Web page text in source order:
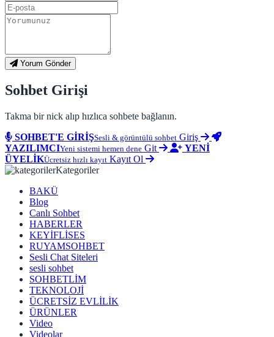
Yorum Gönder
Sohbet Girişi
Takma bir nick alıp hızlıca sohbete bağlanın.
SOHBET'E GİRİŞSesli & görüntülü sohbet Giriş
YAZILIMCIYeni sistemi hemen dene Git
YENİ
ÜYELİKÜcretsiz hızlı kayıt Kayıt Ol
Kategoriler
BAKÜ
Blog
Canlı Sohbet
HABERLER
KEYİFLİSES
RUYAMSOHBET
Sesli Chat Siteleri
sesli sohbet
SOHBETLİM
TEKNOLOJİ
ÜCRETSİZ EVLİLİK
ÜRÜNLER
Video
Videolar